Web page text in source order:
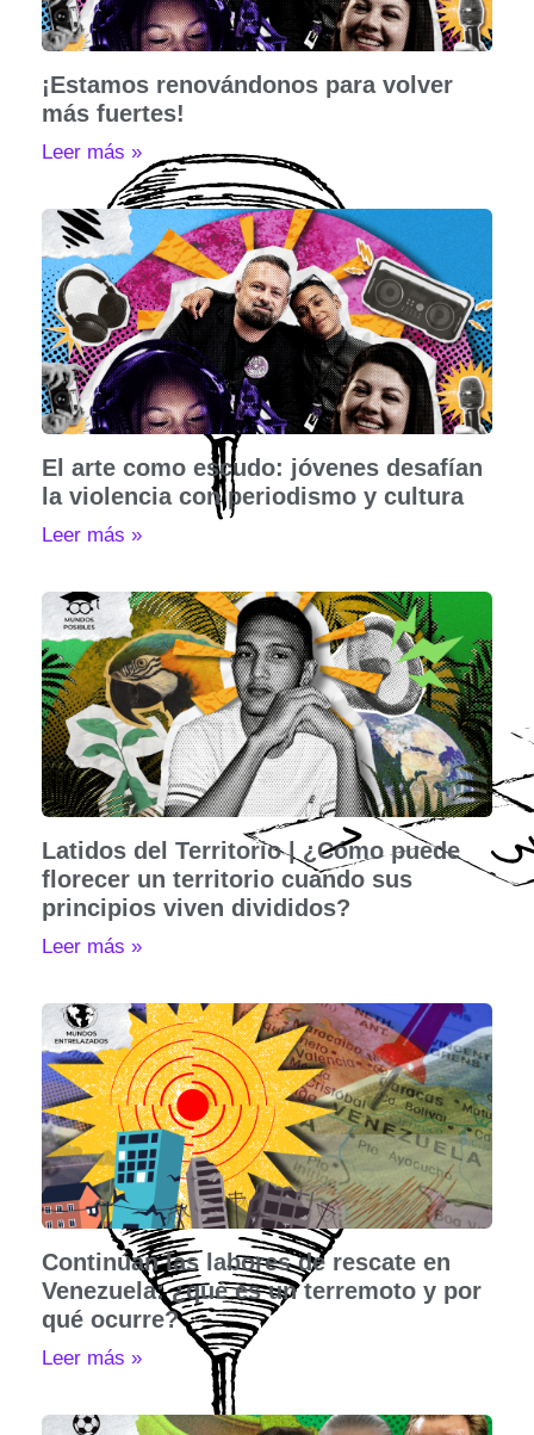
¡Estamos renovándonos para volver
más fuertes!
Leer más »
El arte como escudo: jóvenes desafían
la violencia con periodismo y cultura
Leer más »
Latidos del Territorio | ¿Cómo puede
florecer un territorio cuando sus
principios viven divididos?
Leer más »
Continúan las labores de rescate en
Venezuela: ¿qué es un terremoto y por
qué ocurre?
Leer más »